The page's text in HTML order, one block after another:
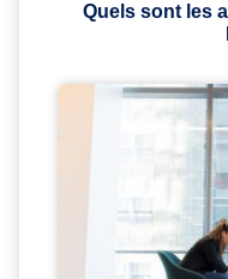
Quels sont les